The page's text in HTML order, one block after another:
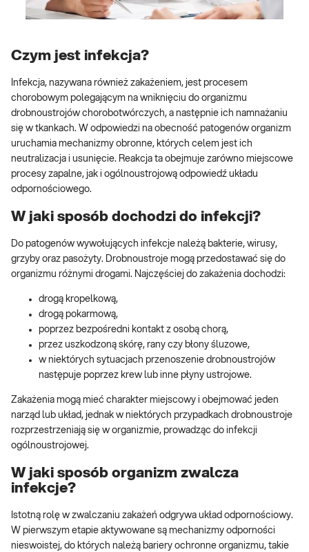
Czym jest infekcja?
Infekcja, nazywana również zakażeniem, jest procesem
chorobowym polegającym na wniknięciu do organizmu
drobnoustrojów chorobotwórczych, a następnie ich namnażaniu
się w tkankach. W odpowiedzi na obecność patogenów organizm
uruchamia mechanizmy obronne, których celem jest ich
neutralizacja i usunięcie. Reakcja ta obejmuje zarówno miejscowe
procesy zapalne, jak i ogólnoustrojową odpowiedź układu
odpornościowego.
W jaki sposób dochodzi do infekcji?
Do patogenów wywołujących infekcje należą bakterie, wirusy,
grzyby oraz pasożyty. Drobnoustroje mogą przedostawać się do
organizmu różnymi drogami. Najczęściej do zakażenia dochodzi:
drogą kropelkową,
drogą pokarmową,
poprzez bezpośredni kontakt z osobą chorą,
przez uszkodzoną skórę, rany czy błony śluzowe,
w niektórych sytuacjach przenoszenie drobnoustrojów
następuje poprzez krew lub inne płyny ustrojowe.
Zakażenia mogą mieć charakter miejscowy i obejmować jeden
narząd lub układ, jednak w niektórych przypadkach drobnoustroje
rozprzestrzeniają się w organizmie, prowadząc do infekcji
ogólnoustrojowej.
W jaki sposób organizm zwalcza
infekcje?
Istotną rolę w zwalczaniu zakażeń odgrywa układ odpornościowy.
W pierwszym etapie aktywowane są mechanizmy odporności
nieswoistej, do których należą bariery ochronne organizmu, takie